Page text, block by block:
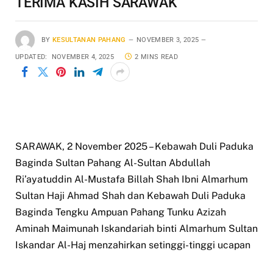
BY KESULTANAN PAHANG NOVEMBER 3, 2025
UPDATED: NOVEMBER 4, 2025 2 MINS READ
SARAWAK, 2 November 2025 – Kebawah Duli Paduka
Baginda Sultan Pahang Al-Sultan Abdullah
Ri’ayatuddin Al-Mustafa Billah Shah Ibni Almarhum
Sultan Haji Ahmad Shah dan Kebawah Duli Paduka
Baginda Tengku Ampuan Pahang Tunku Azizah
Aminah Maimunah Iskandariah binti Almarhum Sultan
Iskandar Al-Haj menzahirkan setinggi-tinggi ucapan